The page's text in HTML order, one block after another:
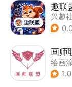
趣联
兴趣
画师
绘画
1.0